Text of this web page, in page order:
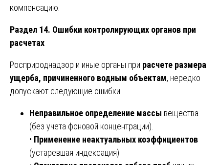
компенсацию.
Раздел 14. Ошибки контролирующих органов при
расчетах
Росприроднадзор и иные органы при расчете размера
ущерба, причиненного водным объектам, нередко
допускают следующие ошибки:
Неправильное определение массы вещества
(без учета фоновой концентрации).
• Применение неактуальных коэффициентов
(устаревшая индексация).